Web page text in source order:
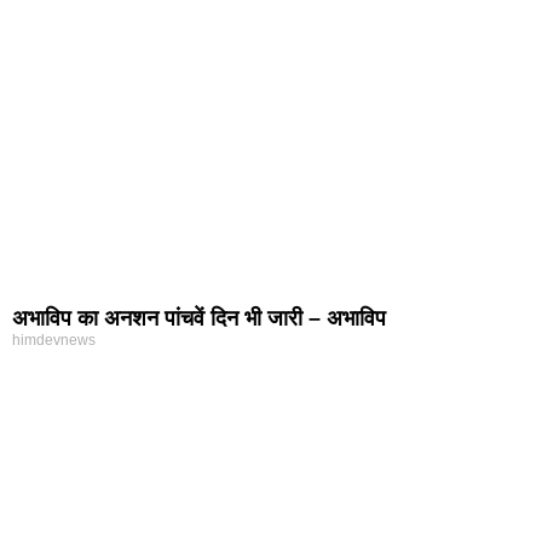
अभाविप का अनशन पांचवें दिन भी जारी – अभाविप
himdevnews